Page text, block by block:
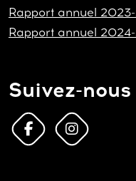
Rapport annuel
Rapport annuel
Suivez-nous